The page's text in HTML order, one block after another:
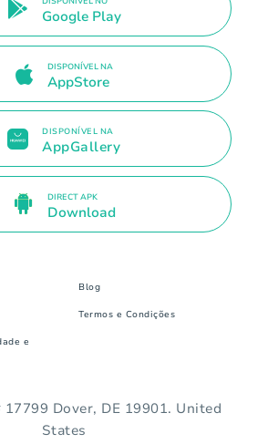
Google Play
DISPONÍVEL NA
AppStore
DISPONÍVEL NA
AppGallery
DIRECT APK
Download
Blog
Termos e Condições
e
17799 Dover, DE 19901. United
States